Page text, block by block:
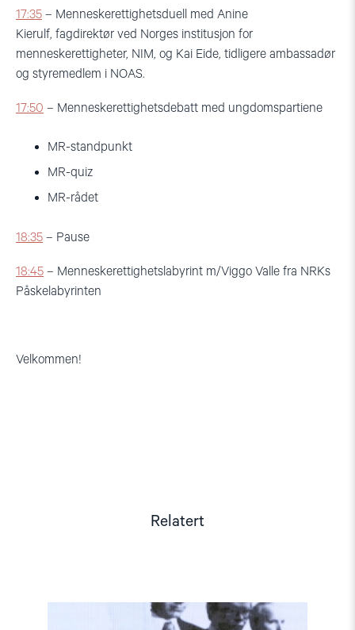
17:35 – Menneskerettighetsduell med Anine
Kierulf, fagdirektør ved Norges institusjon for
menneskerettigheter, NIM, og Kai Eide, tidligere ambassadør
og styremedlem i NOAS.
17:50 – Menneskerettighetsdebatt med ungdomspartiene
MR-standpunkt
MR-quiz
MR-rådet
18:35 – Pause
18:45 – Menneskerettighetslabyrint m/Viggo Valle fra NRKs
Påskelabyrinten
Velkommen!
Relatert
Read
article